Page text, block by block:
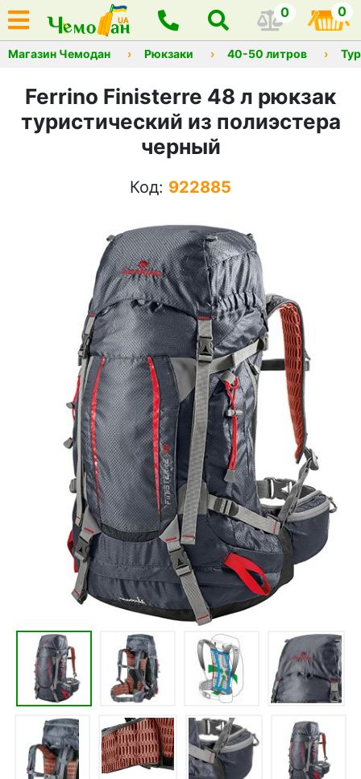
0 0
Магазин Чемодан Рюкзаки 40-50 литров
Ferrino Finisterre 48 л рюкзак
туристический из полиэстера
черный
Код: 922885